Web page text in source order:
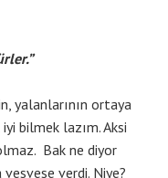
yalanlarının ortaya
bilmek lazım. Aksi
Bak ne diyor
vesvese verdi. Niye?